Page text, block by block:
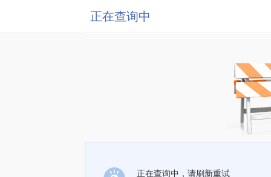
正在查询中
正在查询中，请刷新重试